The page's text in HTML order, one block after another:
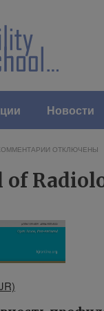
Новости
ОТКЛЮЧЕНЫ
of